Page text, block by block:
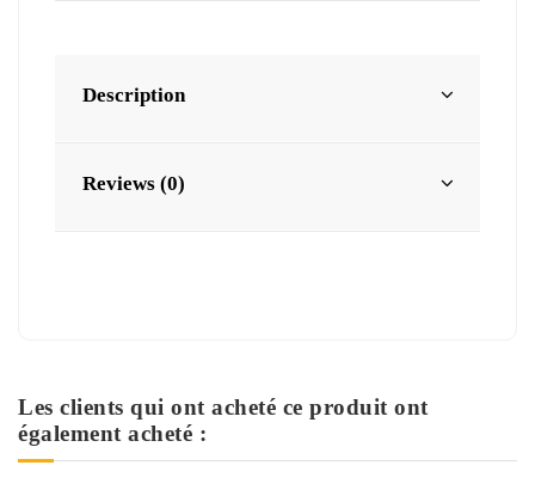
Description
Reviews (0)
Les clients qui ont acheté ce produit ont
également acheté :